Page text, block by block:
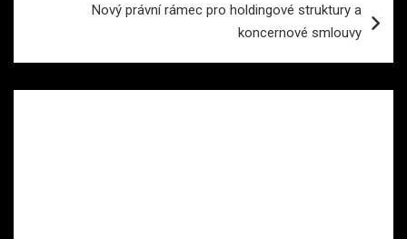
Nový právní rámec pro holdingové struktury a
koncernové smlouvy